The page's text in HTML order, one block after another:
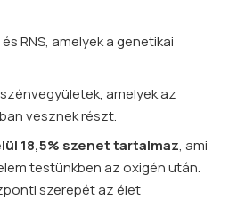
és RNS, amelyek a genetikai
amelyek az
vesznek részt.
18,5% szenet tartalmaz, ami
testünkben az oxigén után.
szerepét az élet